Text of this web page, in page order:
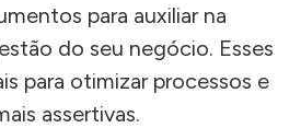
para auxiliar na
do seu negócio. Esses
para otimizar processos e
assertivas.